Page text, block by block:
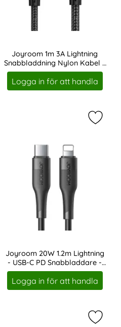
Joyroom 1m 3A Lightning
Snabbladdning Nylon Kabel -
Svart
Art. nr 19305
Logga in för att handla
Joyroom 20W 1.2m Lightning
- USB-C PD Snabbladdare -
Svart
Art. nr 19311
Logga in för att handla